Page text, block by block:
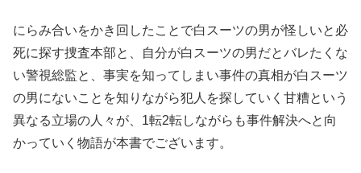
にらみ合いをかき回したことで白スーツの男が怪しいと必
死に探す捜査本部と、自分が白スーツの男だとバレたくな
い警視総監と、事実を知ってしまい事件の真相が白スーツ
の男にないことを知りながら犯人を探していく甘糟という
異なる立場の人々が、1転2転しながらも事件解決へと向
かっていく物語が本書でございます。